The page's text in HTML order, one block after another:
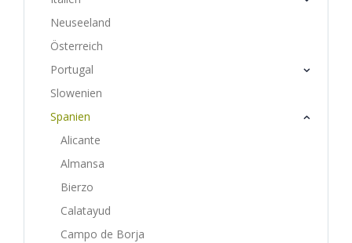
Neuseeland
Österreich
Portugal
Slowenien
Spanien
Alicante
Almansa
Bierzo
Calatayud
Campo de Borja